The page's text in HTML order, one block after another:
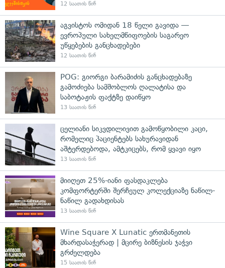
12 საათის წინ
აგვისტოს ომიდან 18 წელი გავიდა —
ევროპული სახელმწიფოების საგარეო
უწყებების განცხადებები
12 საათის წინ
POG: გიორგი ბარამიძის განცხადებაზე
გამოძიება სამშობლოს ღალატისა და
საბოტაჟის ფაქტზე დაიწყო
13 საათის წინ
ცელიანი სიკვდილივით გამოწყობილი კაცი,
რომელიც პაციენტებს სახურავიდან
აშტერდებოდა, ამტკიცებს, რომ ყვავი იყო
13 საათის წინ
მიიღეთ 25%-იანი ფასდაკლება
კომფორტერში შერჩეულ კოლექციაზე ნაწილ-
ნაწილ გადახდისას
13 საათის წინ
Wine Square X Lunatic ერთმანეთის
მხარდასაჭერად | მცირე ბიზნესის ჯაჭვი
გრძელდება
15 საათის წინ